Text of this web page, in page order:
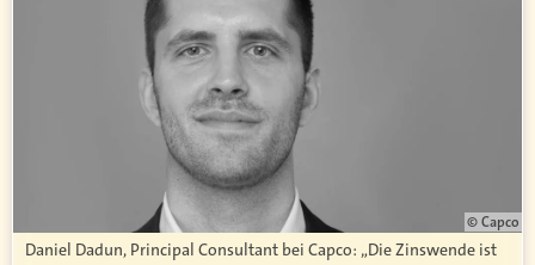
© Capco
Daniel Dadun, Principal Consultant bei Capco: „Die Zinswende ist